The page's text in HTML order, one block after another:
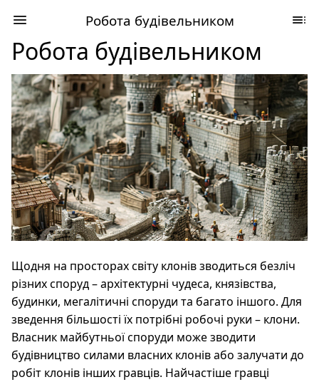
Робота будівельником
Робота будівельником
Щодня на просторах світу клонів зводиться безліч
різних споруд – архітектурні чудеса, князівства,
будинки, мегалітичні споруди та багато іншого. Для
зведення більшості їх потрібні робочі руки – клони.
Власник майбутньої споруди може зводити
будівництво силами власних клонів або залучати до
робіт клонів інших гравців. Найчастіше гравці